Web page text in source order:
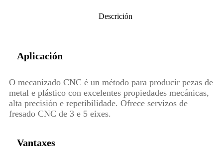
Descrición
Aplicación
O mecanizado CNC é un método para producir pezas de
metal e plástico con excelentes propiedades mecánicas,
alta precisión e repetibilidade. Ofrece servizos de
fresado CNC de 3 e 5 eixes.
Vantaxes